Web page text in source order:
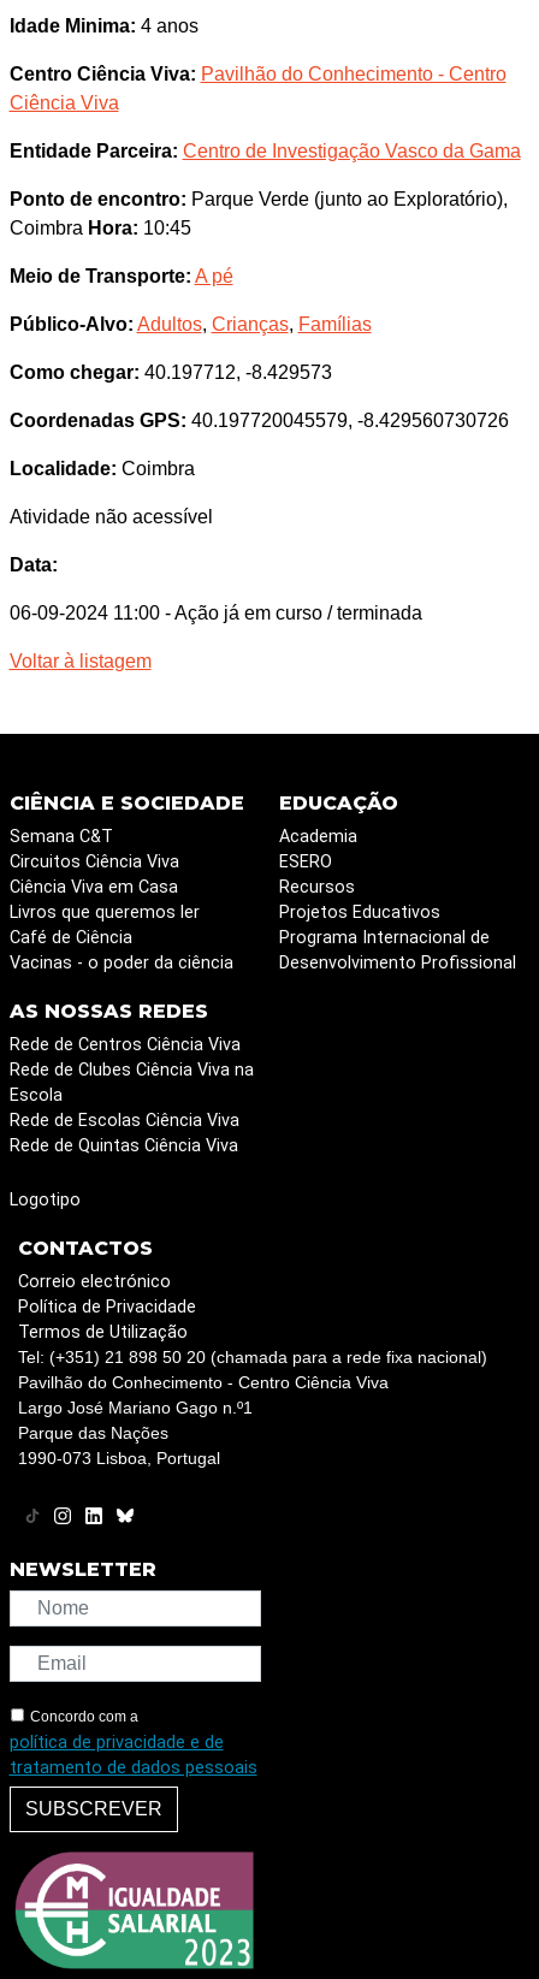
Idade Minima: 4 anos
Centro Ciência Viva: Pavilhão do Conhecimento - Centro
Ciência Viva
Entidade Parceira: Centro de Investigação Vasco da Gama
Ponto de encontro: Parque Verde (junto ao Exploratório),
Coimbra Hora: 10:45
Meio de Transporte: A pé
Público-Alvo: Adultos, Crianças, Famílias
Como chegar: 40.197712, -8.429573
Coordenadas GPS: 40.197720045579, -8.429560730726
Localidade: Coimbra
Atividade não acessível
Data:
06-09-2024 11:00 - Ação já em curso / terminada
Voltar à listagem
CIÊNCIA E SOCIEDADE
Semana C&T
Circuitos Ciência Viva
Ciência Viva em Casa
Livros que queremos ler
Café de Ciência
Vacinas - o poder da ciência
EDUCAÇÃO
Academia
ESERO
Recursos
Projetos Educativos
Programa Internacional de
Desenvolvimento Profissional
AS NOSSAS REDES
Rede de Centros Ciência Viva
Rede de Clubes Ciência Viva na
Escola
Rede de Escolas Ciência Viva
Rede de Quintas Ciência Viva
Logotipo
CONTACTOS
Correio electrónico
Política de Privacidade
Termos de Utilização
Tel: (+351) 21 898 50 20 (chamada para a rede fixa nacional)
Pavilhão do Conhecimento - Centro Ciência Viva
Largo José Mariano Gago n.º1
Parque das Nações
1990-073 Lisboa, Portugal
NEWSLETTER
Concordo com a
política de privacidade e de
tratamento de dados pessoais
SUBSCREVER